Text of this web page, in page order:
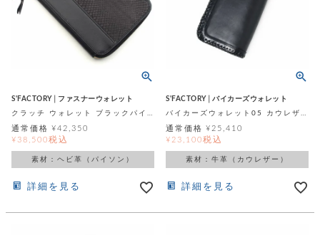
S'FACTORY│ファスナーウォレット
通常価格 ¥42,350
¥ 38,500税込
素材：ヘビ革（パイソン）
詳細を見る
S'FACTORY│バイカーズウォレット
通常価格 ¥ 25,410
¥ 23,100税込
素材：牛革（カウレザー）
詳細を見る